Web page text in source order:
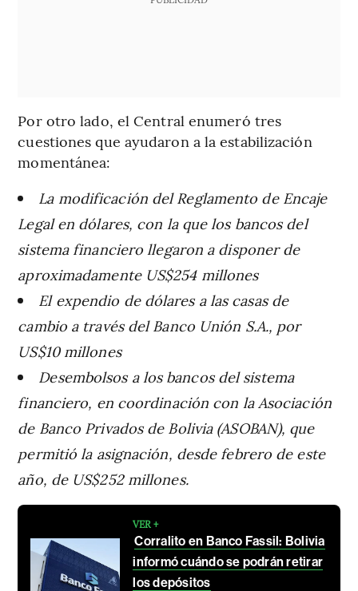
Por otro lado, el Central enumeró tres
cuestiones que ayudaron a la estabilización
momentánea:
La modificación del Reglamento de Encaje
Legal en dólares, con la que los bancos del
sistema financiero llegaron a disponer de
aproximadamente US$254 millones
El expendio de dólares a las casas de
cambio a través del Banco Unión S.A., por
US$10 millones
Desembolsos a los bancos del sistema
financiero, en coordinación con la Asociación
de Banco Privados de Bolivia (ASOBAN), que
permitió la asignación, desde febrero de este
año, de US$252 millones.
VER +
Corralito en Banco Fassil: Bolivia
informó cuándo se podrán retirar
los depósitos